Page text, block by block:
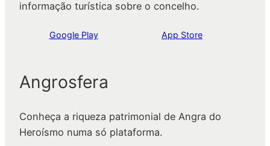
informação turística sobre o concelho.
Google Play App Store
Angrosfera
Conheça a riqueza patrimonial de Angra do
Heroísmo numa só plataforma.